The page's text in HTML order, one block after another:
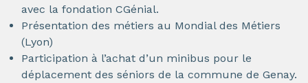
avec la fondation CGénial.
Présentation des métiers au Mondial des Métiers
(Lyon)
Participation à l’achat d’un minibus pour le
déplacement des séniors de la commune de Genay.